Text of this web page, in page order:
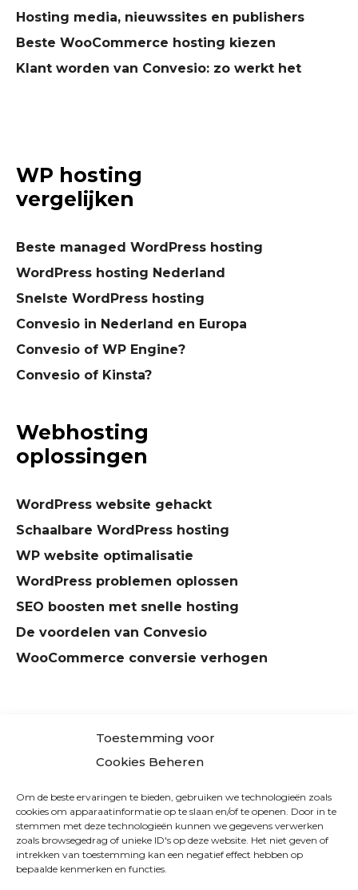
Toestemming voor
Cookies Beheren
Om de beste ervaringen te bieden, gebruiken we technologieën zoals
cookies om apparaatinformatie op te slaan en/of te openen. Door in te
stemmen met deze technologieën kunnen we gegevens verwerken
zoals browsegedrag of unieke ID's op deze website. Het niet geven of
intrekken van toestemming kan een negatief effect hebben op
bepaalde kenmerken en functies.
Hosting media, nieuwssites en publishers
Beste WooCommerce hosting kiezen
Klant worden van Convesio: zo werkt het
WP hosting
vergelijken
Beste managed WordPress hosting
WordPress hosting Nederland
Snelste WordPress hosting
Convesio in Nederland en Europa
Convesio of WP Engine?
Convesio of Kinsta?
Webhosting
oplossingen
WordPress website gehackt
Schaalbare WordPress hosting
WP website optimalisatie
WordPress problemen oplossen
SEO boosten met snelle hosting
De voordelen van Convesio
WooCommerce conversie verhogen
BLOG FACEBOOK TWITTER LINKEDIN
COOKIE POLICY (EU) DISCLAIMER CONTACT
CONVESIO.NLMET NEDERLANDSTALIGE INFORMATIE EN